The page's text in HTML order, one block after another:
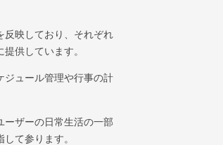
反映しており、それぞれ
供しています。
ジュール管理や行事の計
ーザーの日常生活の一部
て参ります。